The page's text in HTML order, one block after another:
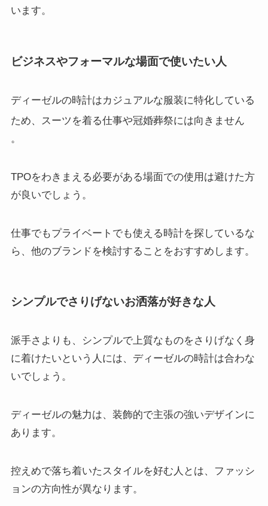
います。
ビジネスやフォーマルな場面で使いたい人
ディーゼルの時計はカジュアルな服装に特化している
ため、スーツを着る仕事や冠婚葬祭には向きません
。
TPOをわきまえる必要がある場面での使用は避けた方
が良いでしょう。
仕事でもプライベートでも使える時計を探しているな
ら、他のブランドを検討することをおすすめします。
シンプルでさりげないお洒落が好きな人
派手さよりも、シンプルで上質なものをさりげなく身
に着けたいという人には、ディーゼルの時計は合わな
いでしょう。
ディーゼルの魅力は、装飾的で主張の強いデザインに
あります。
控えめで落ち着いたスタイルを好む人とは、ファッシ
ョンの方向性が異なります。